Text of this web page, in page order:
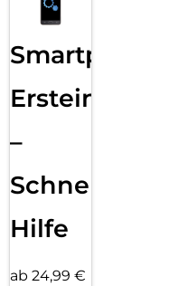
Smartphone
–
Schnelle
Hilfe
ab 24,99 €